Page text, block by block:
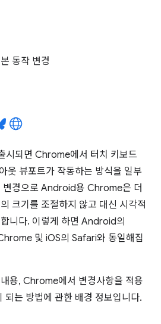
동작 변경
시되면 Chrome에서 터치 키보드
웃 뷰포트가 작동하는 방식을 일부
변경으로 Android용 Chrome은 더
크기를 조절하지 않고 대신 시각적
니다. 이렇게 하면 Android의
및 iOS의 Safari와 동일해집
용, Chrome에서 변경사항을 적용
되는 방법에 관한 배경 정보입니다.